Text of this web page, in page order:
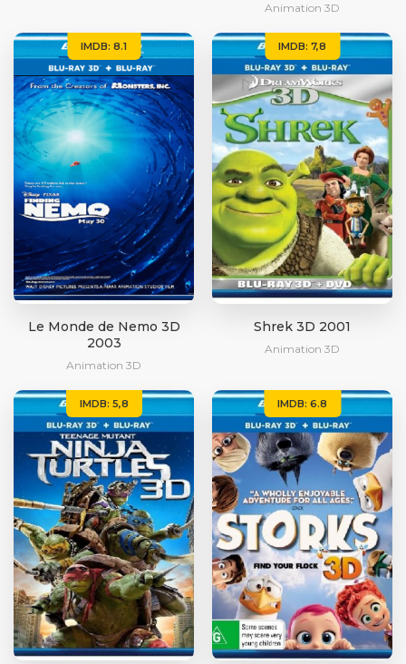
Animation 3D
IMDB: 8.1
Le Monde de Nemo 3D
2003
Animation 3D
IMDB: 7,8
Shrek 3D 2001
Animation 3D
IMDB: 5,8 IMDB: 6.8